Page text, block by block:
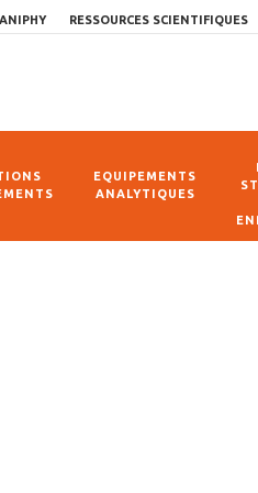
RESSOURCES SCIENTIFIQUES
EQUIPEMENTS
ANALYTIQUES